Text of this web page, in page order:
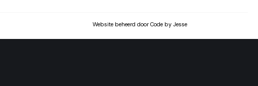
Website beheerd door Code by Jesse